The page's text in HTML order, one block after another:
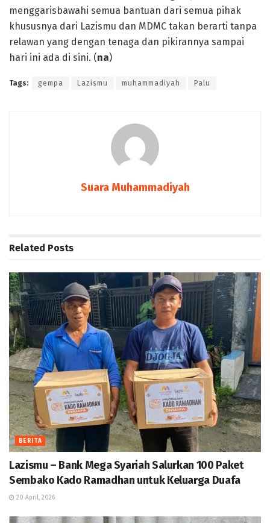
menggarisbawahi semua bantuan dari semua pihak
khususnya dari Lazismu dan MDMC takan berarti tanpa
relawan yang dengan tenaga dan pikirannya sampai
hari ini ada di sini. (na)
Tags: gempa Lazismu muhammadiyah Palu
Suara Muhammadiyah
Related Posts
BERITA
Lazismu – Bank Mega Syariah Salurkan 100 Paket
Sembako Kado Ramadhan untuk Keluarga Duafa
20 April, 2026